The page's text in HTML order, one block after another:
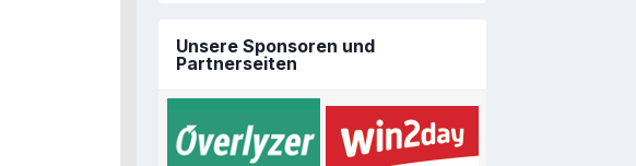
Unsere Sponsoren und
Partnerseiten